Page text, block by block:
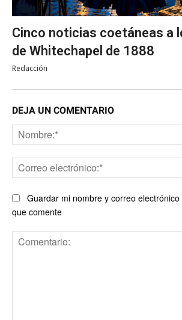
Cinco noticias coetáneas a
de Whitechapel de 1888
Redacción
DEJA UN COMENTARIO
Guardar mi nombre y correo
que comente